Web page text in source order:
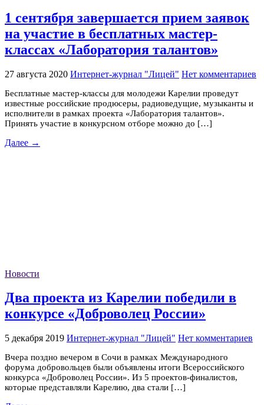
1 сентября завершается прием заявок
на участие в бесплатных мастер-
классах «Лаборатория талантов»
27 августа 2020 Интернет-журнал "Лицей" Нет комментариев
Бесплатные мастер-классы для молодежи Карелии проведут
известные российские продюсеры, радиоведущие, музыканты и
исполнители в рамках проекта «Лаборатория талантов».
Принять участие в конкурсном отборе можно до […]
Далее →
Новости
Два проекта из Карелии победили в
конкурсе «Доброволец России»
5 декабря 2019 Интернет-журнал "Лицей" Нет комментариев
Вчера поздно вечером в Сочи в рамках Международного
форума добровольцев были объявлены итоги Всероссийского
конкурса «Доброволец России». Из 5 проектов-финалистов,
которые представляли Карелию, два стали […]